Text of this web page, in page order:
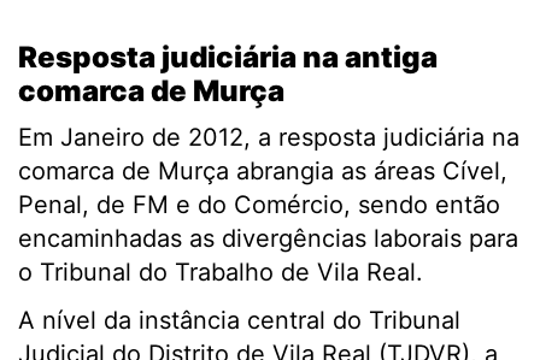
Resposta judiciária na antiga
comarca de Murça
Em Janeiro de 2012, a resposta judiciária na
comarca de Murça abrangia as áreas Cível,
Penal, de FM e do Comércio, sendo então
encaminhadas as divergências laborais para
o Tribunal do Trabalho de Vila Real.
A nível da instância central do Tribunal
Judicial do Distrito de Vila Real (TJDVR), a